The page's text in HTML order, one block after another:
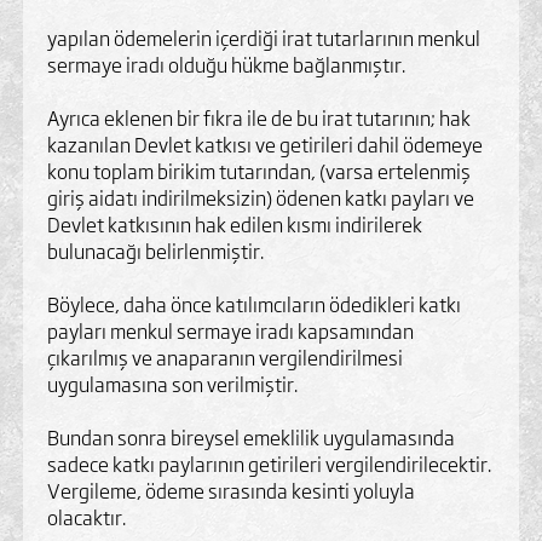
yapılan ödemelerin içerdiği irat tutarlarının menkul
sermaye iradı olduğu hükme bağlanmıştır.
Ayrıca eklenen bir fıkra ile de bu irat tutarının; hak
kazanılan Devlet katkısı ve getirileri dahil ödemeye
konu toplam birikim tutarından, (varsa ertelenmiş
giriş aidatı indirilmeksizin) ödenen katkı payları ve
Devlet katkısının hak edilen kısmı indirilerek
bulunacağı belirlenmiştir.
Böylece, daha önce katılımcıların ödedikleri katkı
payları menkul sermaye iradı kapsamından
çıkarılmış ve anaparanın vergilendirilmesi
uygulamasına son verilmiştir.
Bundan sonra bireysel emeklilik uygulamasında
sadece katkı paylarının getirileri vergilendirilecektir.
Vergileme, ödeme sırasında kesinti yoluyla
olacaktır.